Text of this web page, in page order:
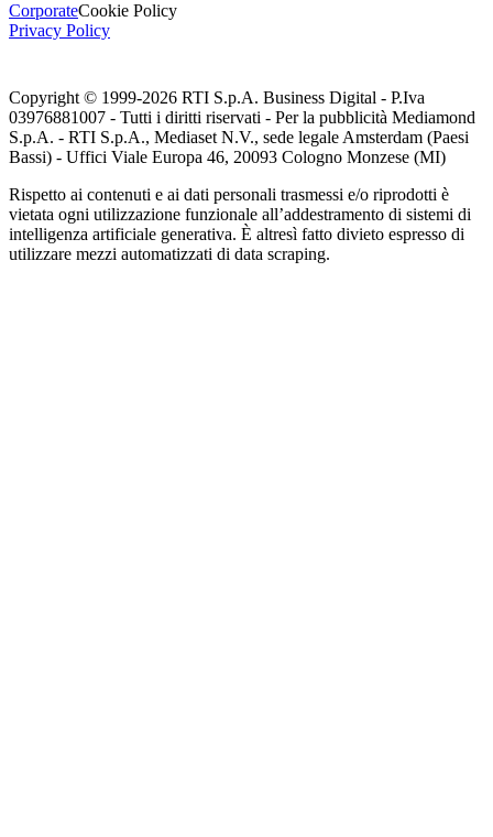
CorporateCookie Policy
Privacy Policy
Copyright © 1999-2026 RTI S.p.A. Business Digital - P.Iva
03976881007 - Tutti i diritti riservati - Per la pubblicità Mediamond
S.p.A. - RTI S.p.A., Mediaset N.V., sede legale Amsterdam (Paesi
Bassi) - Uffici Viale Europa 46, 20093 Cologno Monzese (MI)
Rispetto ai contenuti e ai dati personali trasmessi e/o riprodotti è
vietata ogni utilizzazione funzionale all’addestramento di sistemi di
intelligenza artificiale generativa. È altresì fatto divieto espresso di
utilizzare mezzi automatizzati di data scraping.